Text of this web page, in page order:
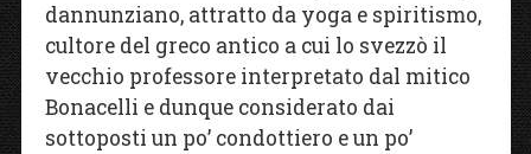
dannunziano, attratto da yoga e spiritismo,
cultore del greco antico a cui lo svezzò il
vecchio professore interpretato dal mitico
Bonacelli e dunque considerato dai
sottoposti un po’ condottiero e un po’